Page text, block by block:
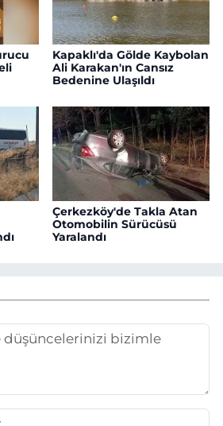
Kapaklı'da Gölde Kaybolan
Ali Karakan'ın Cansız
Bedenine Ulaşıldı
Çerkezköy'de Takla Atan
Otomobilin Sürücüsü
Yaralandı